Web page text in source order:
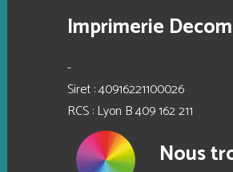
Imprimerie
-
Siret : 40916221100026
RCS : Lyon B 409 162 211
Nous